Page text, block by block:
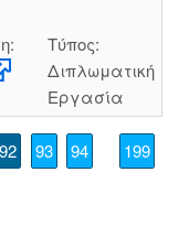
Τύπος:
Διπλωματική
Εργασία
92 93 94
199